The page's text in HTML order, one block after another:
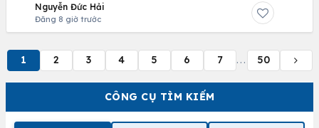
CÔNG CỤ TÌM KIẾM
Nguyễn Đức Hải
Đăng 8 giờ trước
1 2 3 4 5 6 7 ... 50